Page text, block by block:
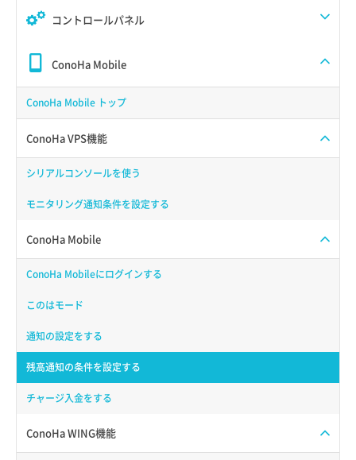
コントロールパネル
ConoHa Mobile
ConoHa Mobile トップ
ConoHa VPS機能
シリアルコンソールを使う
モニタリング通知条件を設定する
ConoHa Mobile
ConoHa Mobileにログインする
このはモード
通知の設定をする
残高通知の条件を設定する
チャージ入金をする
ConoHa WING機能